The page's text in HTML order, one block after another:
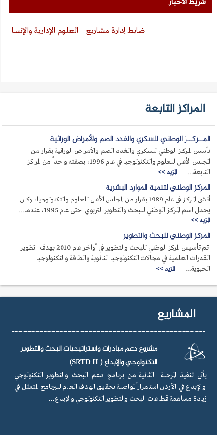
شريط الأخبار
ضابط إدارة مشاريع – العلوم الإدارية والإنسانية
المراكز التابعة
المــركــز الوطني للسكري والغدد الصم والأمراض الوراثية
تأسس المــركــز الوطني للسكري والغدد الصم والأمراض الوراثية بقرار من
المجلس الأعلى للعلوم والتكنولوجيا في عام 1996، بصفته واحداً من المراكز
التابعة...
المزيد >>
المركز الوطني لتنمية الموارد البشرية
أنشى المــركــز في عام 1989 بقرار من المجلس الأعلى للعلوم والتكنولوجيا، وكان
يحمل اسم المــركــز الوطني للبحث والتطوير التربوي حتى عام 1995، عندما...
المزيد >>
المركز الوطني للبحث والتطوير
تم تأسيس المركز الوطني للبحث والتطوير في أواخر عام 2010 بهدف تطوير
القدرات العلمية في مجالات التكنولوجيا النانوية والطاقة والتكنولوجيا
الحيوية...
المزيد >>
المشاريع
مشروع دعم مبادرات واستراتيجيات البحث والتطوير
التكنولوجي والإبداع ( SRTD II)
يأتي تنفيذ المرحلة الثانية من برنامج دعم البحث والتطوير التكنولوجي
والإبداع في الأردن استمراراً لمواصلة تحقيق الهدف العام للبرنامج المتمثل في
زيادة مساهمة قطاعات البحث والتطوير التكنولوجي والإبداع...